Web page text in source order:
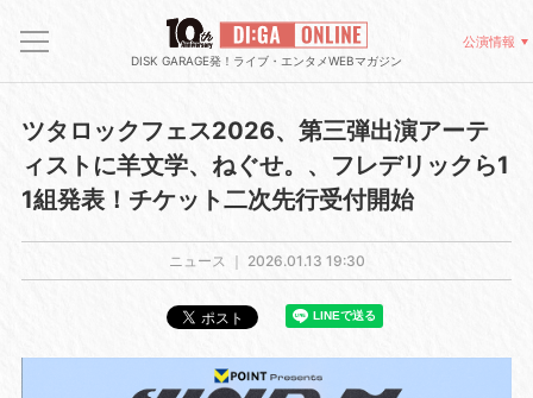
DISK GARAGE発！ライブ・エンタメWEBマガジン
公演情報
ツタロックフェス2026、第三弾出演アーテ
ィストに羊文学、ねぐせ。、フレデリックら1
1組発表！チケット二次先行受付開始
ニュース ｜ 2026.01.13 19:30